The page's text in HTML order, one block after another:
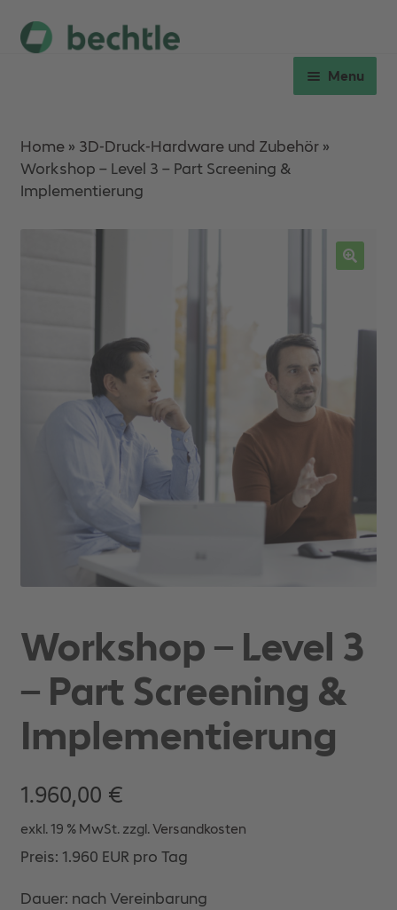
Skip
Skip
Menu
Verbrauchsmaterial
Ersatzteile & Service
Home» 3D-Druck-Hardware und Zubehör»
Workshop – Level 3 – Part Screening &
Implementierung
Workshop – Level 3
– Part Screening &
Implementierung
1.960,00 €
exkl. 19 % MwSt. zzgl.Versandkosten
Preis: 1.960 EUR pro Tag
Dauer: nach Vereinbarung